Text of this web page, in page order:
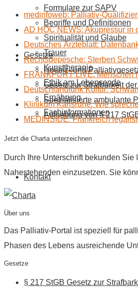
Formulare zur SAPV
Begriffe und Definitionen
Spiritualität und Glaube
Trauer
Kunsttherapie
Ethik am Lebensende
Ernährung
Fachinformationen
Gesetze
Hospiz- und
Gesetz zur Strafbarkeit
Spezialisierte ambulante
Aufhebung von § 217
Kontakt
medinfoweb: Palliativ-
AD HOC NEWS: Akupressur in
Deutsches Ärzteblatt:
Rechtsdepesche: Sterben
FRANKFURT LIVE: Menschen
Deutschlandfunk Kultur:
Klinikum Karlsruhe: Wie
MEDINSIDE: Frankreich
Jetzt die Charta unterzeichnen
Durch Ihre Unterschrift bekunden
Nahestehenden einzusetzen. Sie
Über uns
Das Palliativ-Portal ist speziell für
Phasen des Lebens ausreichende
Gesetze
§ 217 StGB Gesetz zur